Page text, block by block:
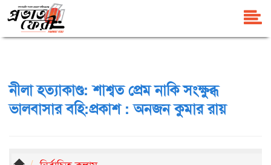
নীলা হত্যাকাণ্ড: শাশ্বত প্রেম নাকি সংক্ষুব্ধ
ভালবাসার বহি:প্রকাশ : অনজন কুমার রায়